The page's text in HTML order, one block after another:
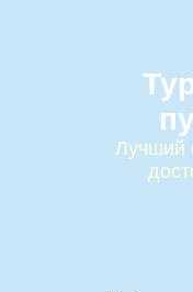
Лучший